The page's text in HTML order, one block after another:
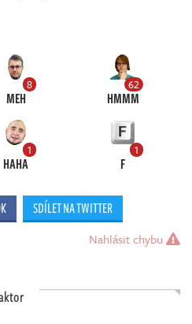
8
MEH
62
HMMM
1
HAHA
1
F
SDÍLET NA TWITTER
Nahlásit chybu